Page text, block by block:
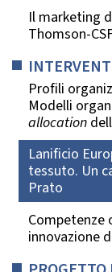
Il marketing
Thomson-
Profili
Modelli
allocation
Lanificio
tessuto. Un
Prato
Competenze
innovazione